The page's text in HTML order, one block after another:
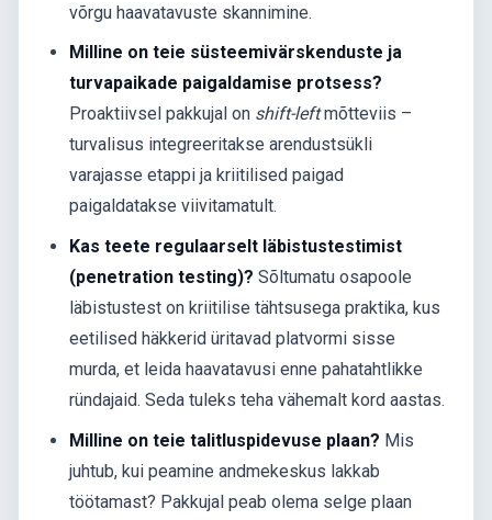
võrgu haavatavuste skannimine.
Milline on teie süsteemivärskenduste ja
turvapaikade paigaldamise protsess?
Proaktiivsel pakkujal on shift-leftmõtteviis –
turvalisus integreeritakse arendustsükli
varajasse etappi ja kriitilised paigad
paigaldatakse viivitamatult.
Kas teete regulaarselt läbistustestimist
(penetration testing)? Sõltumatu osapoole
läbistustest on kriitilise tähtsusega praktika, kus
eetilised häkkerid üritavad platvormi sisse
murda, et leida haavatavusi enne pahatahtlikke
ründajaid. Seda tuleks teha vähemalt kord aastas.
Milline on teie talitluspidevuse plaan? Mis
juhtub, kui peamine andmekeskus lakkab
töötamast? Pakkujal peab olema selge plaan